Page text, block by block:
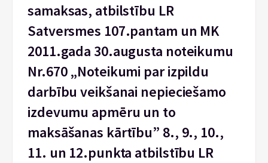
samaksas, atbilstību LR
Satversmes 107.pantam un MK
2011.gada 30.augusta noteikumu
Nr.670 „Noteikumi par izpildu
darbību veikšanai nepieciešamo
izdevumu apmēru un to
maksāšanas kārtību” 8., 9., 10.,
11. un 12.punkta atbilstību LR